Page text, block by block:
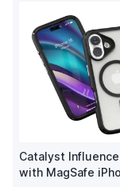
Catalyst
with MagSafe